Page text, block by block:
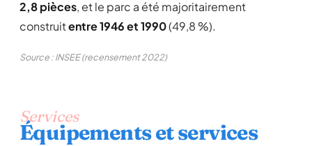
2,8 pièces, et le parc a été majoritairement
construitentre 1946 et 1990(49,8 %).
Source : INSEE (recensement 2022)
Services
Équipements et services